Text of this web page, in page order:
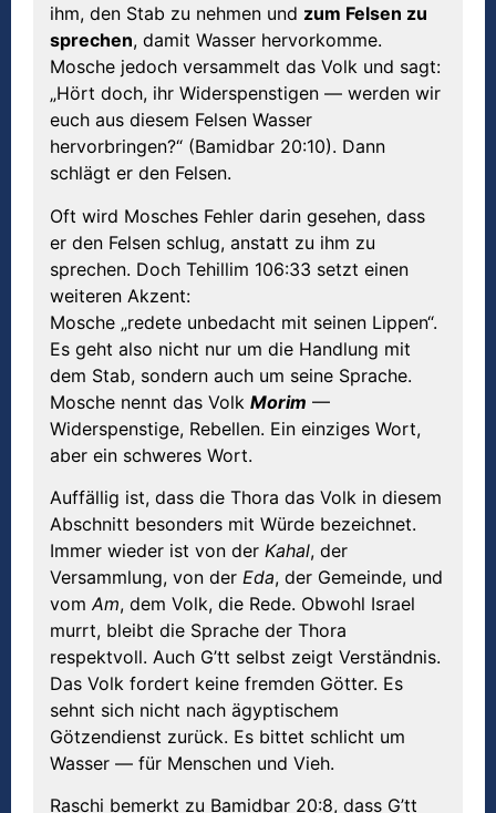
ihm, den Stab zu nehmen und zum Felsen zu
sprechen, damit Wasser hervorkomme.
Mosche jedoch versammelt das Volk und sagt:
„Hört doch, ihr Widerspenstigen — werden wir
euch aus diesem Felsen Wasser
hervorbringen?“ (Bamidbar 20:10). Dann
schlägt er den Felsen.
Oft wird Mosches Fehler darin gesehen, dass
er den Felsen schlug, anstatt zu ihm zu
sprechen. Doch Tehillim 106:33 setzt einen
weiteren Akzent:
Mosche „redete unbedacht mit seinen Lippen“.
Es geht also nicht nur um die Handlung mit
dem Stab, sondern auch um seine Sprache.
Mosche nennt das Volk Morim —
Widerspenstige, Rebellen. Ein einziges Wort,
aber ein schweres Wort.
Auffällig ist, dass die Thora das Volk in diesem
Abschnitt besonders mit Würde bezeichnet.
Immer wieder ist von der Kahal, der
Versammlung, von der Eda, der Gemeinde, und
vom Am, dem Volk, die Rede. Obwohl Israel
murrt, bleibt die Sprache der Thora
respektvoll. Auch G’tt selbst zeigt Verständnis.
Das Volk fordert keine fremden Götter. Es
sehnt sich nicht nach ägyptischem
Götzendienst zurück. Es bittet schlicht um
Wasser — für Menschen und Vieh.
Raschi bemerkt zu Bamidbar 20:8, dass G’tt